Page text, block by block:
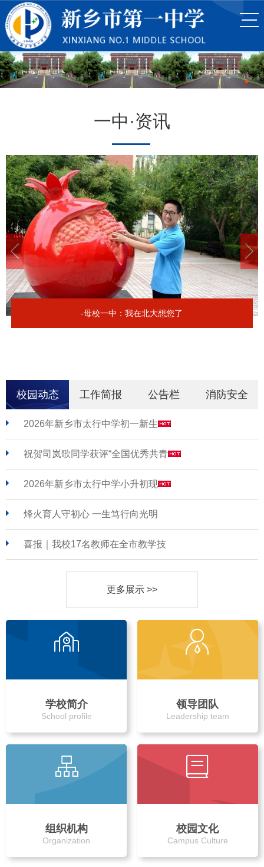
一中·资讯
-母校一中：我在北大想您了
校园动态 工作简报 公告栏 消防安全
2026年新乡市太行中学初一新生
祝贺司岚歌同学获评“全国优秀共青
2026年新乡市太行中学小升初现
烽火育人守初心 一生笃行向光明
喜报｜我校17名教师在全市教学技
更多展示 >>
学校简介
School profile
领导团队
Leadership team
组织机构
Organization
校园文化
Campus Culture